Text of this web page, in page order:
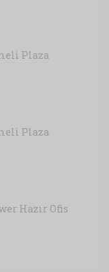
Plaza
Plaza
Hazır Ofis